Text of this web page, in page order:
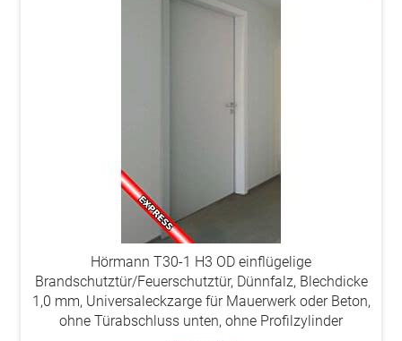
Hörmann T30-1 H3 OD einflügelige
Brandschutztür/Feuerschutztür, Dünnfalz, Blechdicke
1,0 mm, Universaleckzarge für Mauerwerk oder Beton,
ohne Türabschluss unten, ohne Profilzylinder